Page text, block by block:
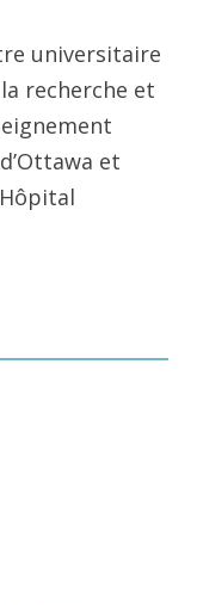
universitaire
recherche et
et